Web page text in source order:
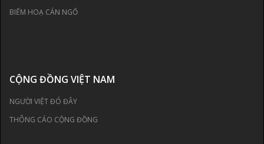
BIẾM HOẠ CÁN NGỐ
CỘNG ĐỒNG VIỆT NAM
NGƯỜI VIỆT ĐÓ ĐÂY
THÔNG CÁO CỘNG ĐỒNG